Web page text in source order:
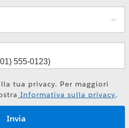
tua privacy. Per maggiori
Informativa sulla privacy.